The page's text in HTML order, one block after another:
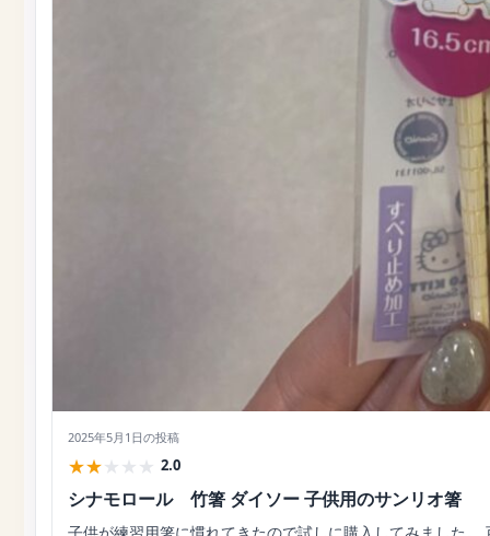
2025年5月1日の投稿
★★★ ★ ★ 2.0
シナモロール 竹箸 ダイソー 子供用のサンリオ箸
子供が練習用箸に慣れてきたので試しに購入してみました